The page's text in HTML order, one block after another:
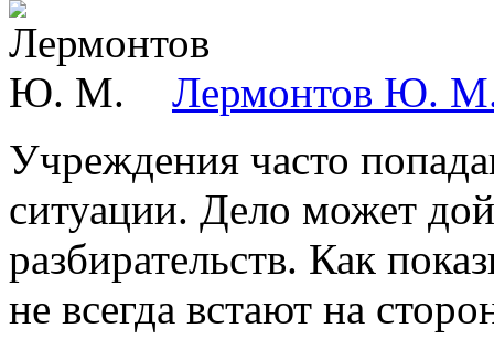
Лермонтов Ю.
Учреждения часто
ситуации. Дело может
разбирательств. Как
не всегда встают на